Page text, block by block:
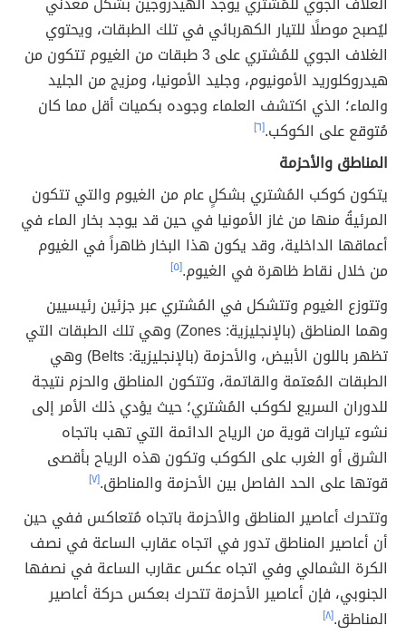
ليُصبح موصلًا للتيار الكهربائي في تلك الطبقات، ويحتوي
الغلاف الجوي للمُشتري على 3 طبقات من الغيوم تتكون من
هيدروكلوريد الأمونيوم، وجليد الأمونيا، ومزيج من الجليد
والماء؛ الذي اكتشف العلماء وجوده بكميات أقل مما كان
مُتوقع على الكوكب.[٦]
المناطق والأحزمة
يتكون كوكب المُشتري بشكلٍ عام من الغيوم والتي تتكون
المرئيةُ منها من غاز الأمونيا في حين قد يوجد بخار الماء في
أعماقها الداخلية، وقد يكون هذا البخار ظاهراً في الغيوم
من خلال نقاط ظاهرة في الغيوم.[٥]
وتتوزع الغيوم وتتشكل في المُشتري عبر جزئين رئيسيين
وهما المناطق (بالإنجليزية: Zones) وهي تلك الطبقات التي
تظهر باللون الأبيض، والأحزمة (بالإنجليزية: Belts) وهي
الطبقات المُعتمة والقاتمة، وتتكون المناطق والحزم نتيجة
للدوران السريع لكوكب المُشتري؛ حيث يؤدي ذلك الأمر إلى
نشوء تيارات قوية من الرياح الدائمة التي تهب باتجاه
الشرق أو الغرب على الكوكب وتكون هذه الرياح بأقصى
قوتها على الحد الفاصل بين الأحزمة والمناطق.[٧]
وتتحرك أعاصير المناطق والأحزمة باتجاه مُتعاكس ففي حين
أن أعاصير المناطق تدور في اتجاه عقارب الساعة في نصف
الكرة الشمالي وفي اتجاه عكس عقارب الساعة في نصفها
الجنوبي، فإن أعاصير الأحزمة تتحرك بعكس حركة أعاصير
المناطق.[٨]